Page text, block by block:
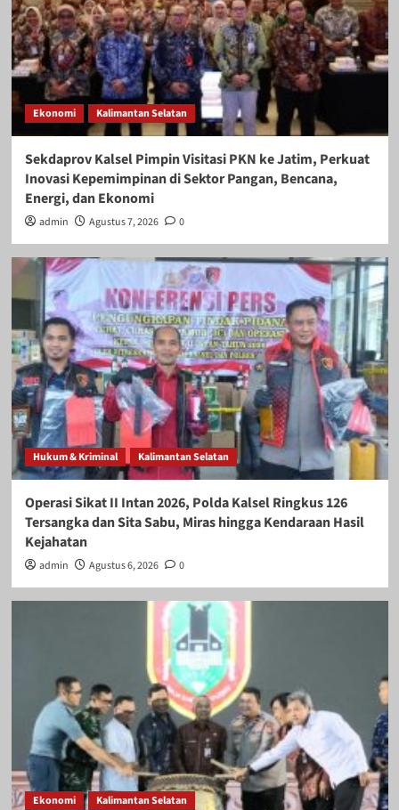
Ekonomi Kalimantan Selatan
Sekdaprov Kalsel Pimpin Visitasi PKN ke Jatim, Perkuat
Inovasi Kepemimpinan di Sektor Pangan, Bencana,
Energi, dan Ekonomi
admin Agustus 7, 2026 0
Hukum & Kriminal Kalimantan Selatan
Operasi Sikat II Intan 2026, Polda Kalsel Ringkus 126
Tersangka dan Sita Sabu, Miras hingga Kendaraan Hasil
Kejahatan
admin Agustus 6, 2026 0
Ekonomi Kalimantan Selatan